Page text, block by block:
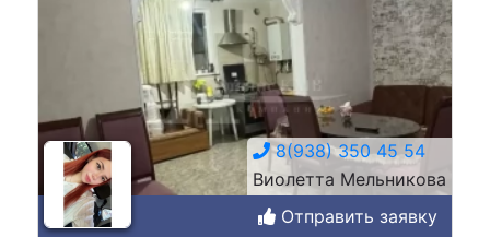
8(938) 350 45 54
Виолетта Мельникова
Отправить заявку